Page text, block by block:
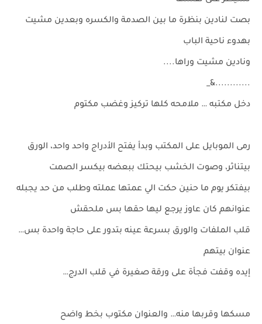
بصت لنادين بنظرة ما بين الصدمة والكسره وبعدين مشيت
بهدوء ناحية الباب
ونادين مشيت وراها....
............&_
دخل مكتبه … ملامحه كلها تركيز وغضب مكتوم
رمى الموبايل على المكتب وبدأ يفتح الأدراج واحد واحد، الورق
بيتناثر، وصوت الخشب بيحتك ببعضه بيكسر الصمت
بيفتكر يوم ما حنين حكت الي عمتها عملته وطلب من حد يجبله
عنوانهم كان عاوز يرجع ليها حقها بس ملحقش
قلب الملفات والورق بسرعة عينه بتدور على حاجة واحدة بس…
عنوان بيتهم
إيده وقفت فجأة على ورقة صغيرة في قلب الدرج…
مسكها وقربها منه… والعنوان مكتوب بخط واضح